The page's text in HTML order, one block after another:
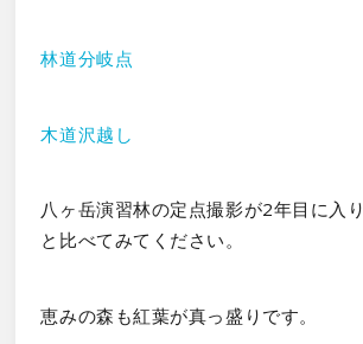
林道分岐点
木道沢越し
八ヶ岳演習林の定点撮影が2年目に入
と比べてみてください。
恵みの森も紅葉が真っ盛りです。